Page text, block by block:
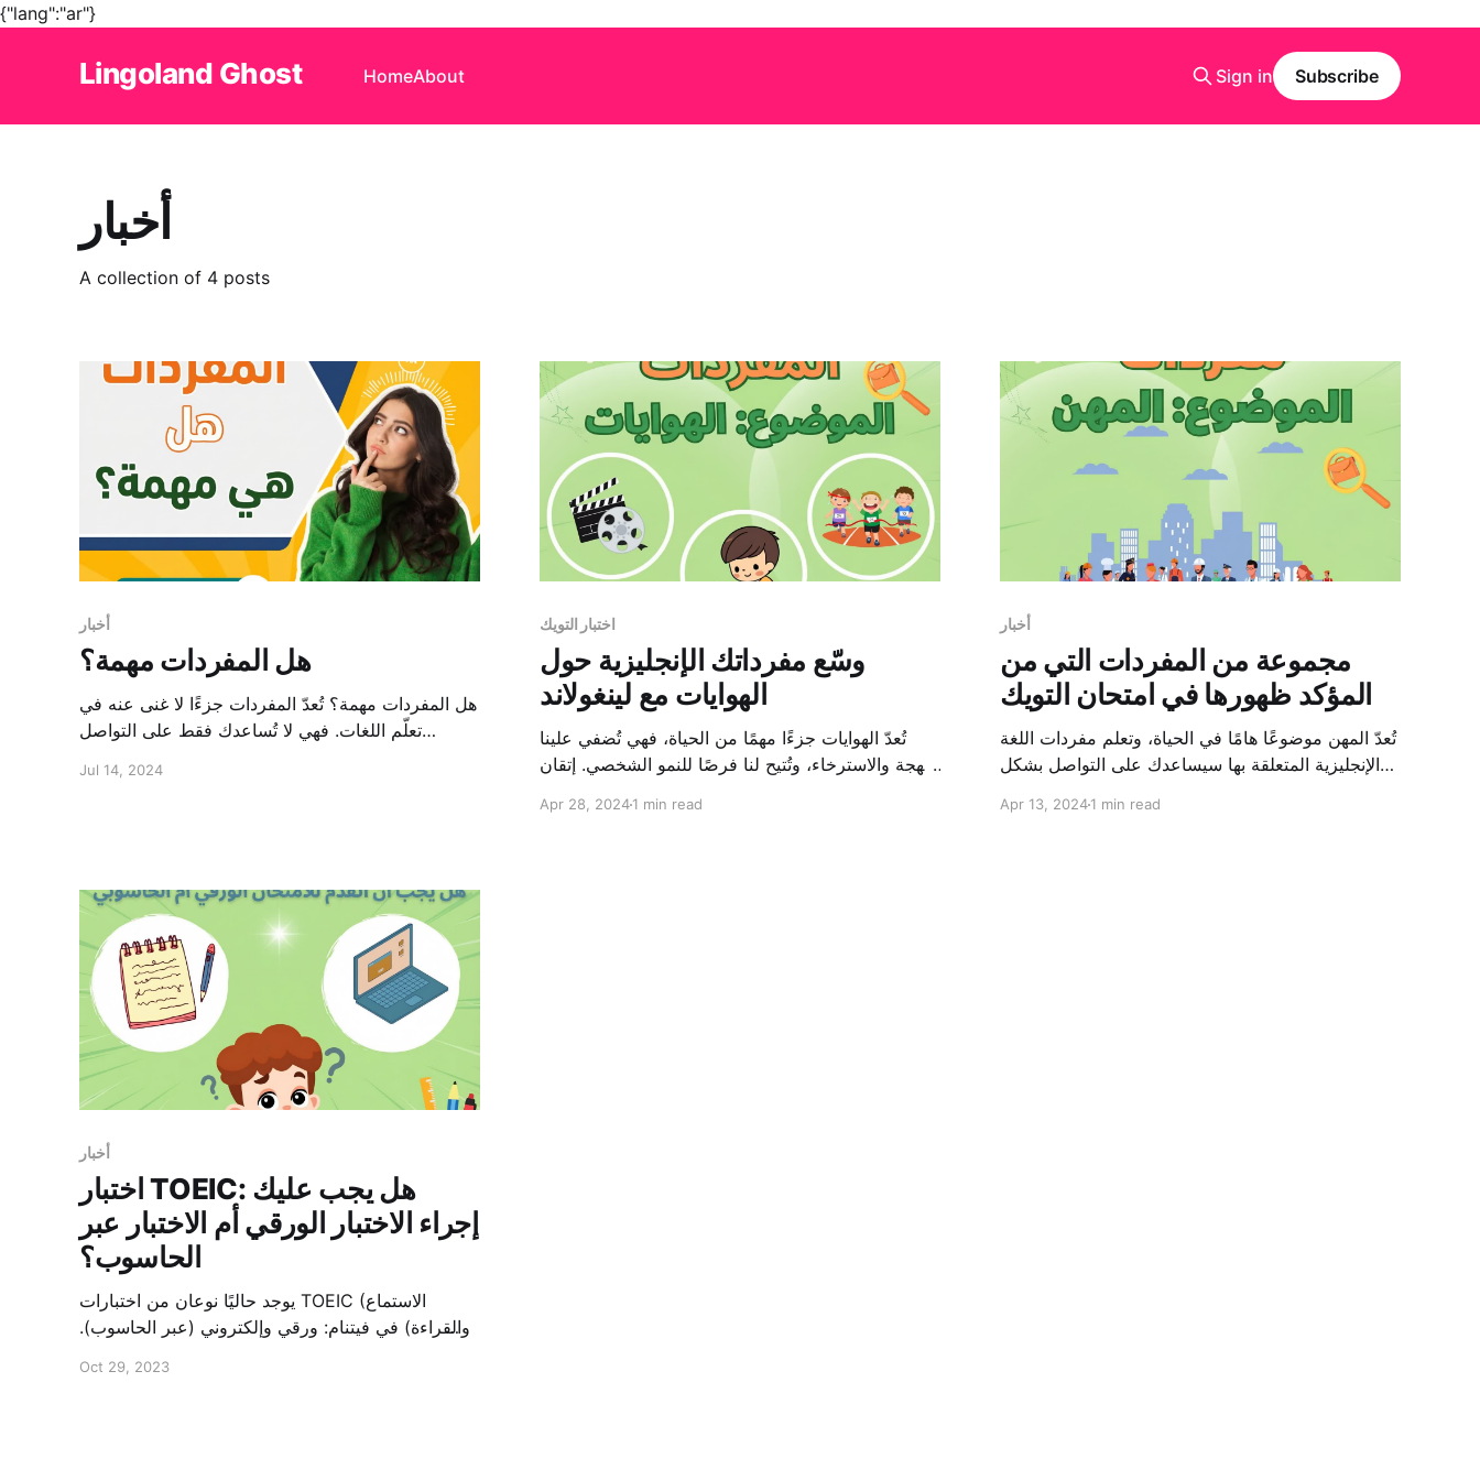
{"lang":"ar"}
Lingoland Ghost HomeAbout Sign in Subscribe
أخبار
A collection of 4 posts
أخبار
هل المفردات مهمة؟
هل المفردات مهمة؟ تُعدّ المفردات جزءًا لا غنى عنه في
تعلّم اللغات. فهي لا تُساعدك فقط على التواصل
والثقافة. فهل المفردات بهذه الأهمية حقًا؟ دعونا
Jul 14, 2024
اختبار التويك
وسّع مفرداتك الإنجليزية حول
الهوايات مع لينغولاند
تُعدّ الهوايات جزءًا مهمًا من الحياة، فهي تُضفي علينا
البهجة والاسترخاء، وتُتيح لنا فرصًا للنمو الشخصي. إتقان
على التواصل بثقة في العديد من المواقف، بدءًا من
Apr 28, 20241 min read
أخبار
مجموعة من المفردات التي من
المؤكد ظهورها في امتحان التويك
تُعدّ المهن موضوعًا هامًا في الحياة، وتعلم مفردات اللغة
الإنجليزية المتعلقة بها سيساعدك على التواصل بشكل
مفردات اللغة الإنجليزية حول المهن الشائعة التي يرغب
Apr 13, 20241 min read
أخبار
اختبار TOEIC: هل يجب عليك
إجراء الاختبار الورقي أم الاختبار عبر
الحاسوب؟
يوجد حاليًا نوعان من اختبارات TOEIC (الاستماع
والقراءة) في فيتنام: ورقي وإلكتروني (عبر الحاسوب).
من المتقدمين للاختبار بشأن النوع الأنسب. دعونا
Oct 29, 2023